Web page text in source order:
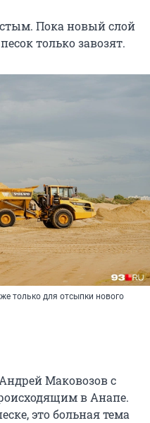
Пока новый слой
только завозят.
только для отсыпки нового
Маковозов с
в Анапе.
это больная тема